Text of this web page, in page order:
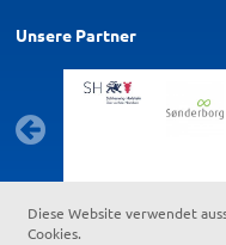
Unsere Partner
Diese Website verwendet
Cookies.